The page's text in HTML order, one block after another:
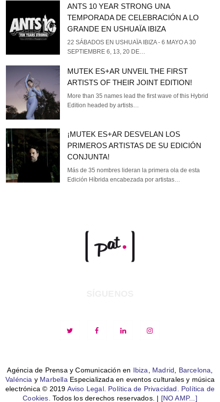
ANTS 10 YEAR STRONG UNA
TEMPORADA DE CELEBRACIÓN A LO
GRANDE EN USHUAÏA IBIZA
22 SÁBADOS EN USHUAÏA IBIZA - 6 MAYO A 30
SEPTIEMBRE 6, 13, 20 DE…
MUTEK ES+AR UNVEIL THE FIRST
ARTISTS OF THEIR JOINT EDITION!
More than 35 names lead the first wave of this Hybrid
Edition headed by artists…
¡MUTEK ES+AR DESVELAN LOS
PRIMEROS ARTISTAS DE SU EDICIÓN
CONJUNTA!
Más de 35 nombres lideran la primera ola de esta
Edición Híbrida encabezada por artistas…
Agéncia de Prensa y Comunicación en Ibiza Madrid Barcelona
Valéncia y Marbella Especializada en eventos culturales y música
electrónica © 2019 Aviso Legal. Política de Privacidad.
Política de
Cookies. Todos los derechos reservados. | [NO AMP...]